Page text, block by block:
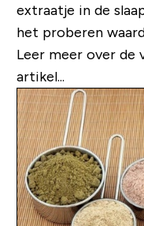
extraatje in de
het proberen
Leer meer over de
artikel...